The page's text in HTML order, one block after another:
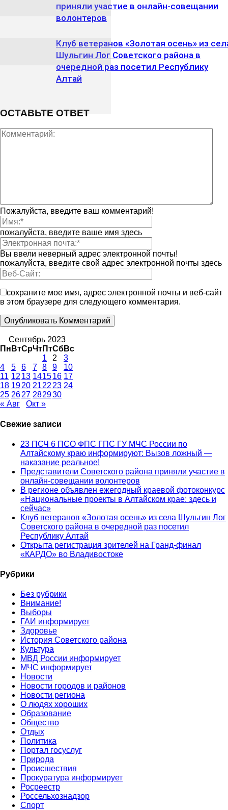
приняли участие в онлайн-совещании
волонтеров
Клуб ветеранов «Золотая осень» из
Шульгин Лог Советского района в
очередной раз посетил Республику
Алтай
ОСТАВЬТЕ ОТВЕТ
Пожалуйста, введите ваш комментарий!
пожалуйста, введите ваше имя здесь
Вы ввели неверный адрес электронной почты!
пожалуйста, введите свой адрес электронной почты здесь
сохраните мое имя, адрес электронной почты и веб-сайт
в этом браузере для следующего комментария.
Сентябрь 2023
Пн ВтСрЧтПтСбВс
1
2
3
4
5 6 7 8 9
10
11 12 13 141516 17
18 1920 2122 23 24
25 2627 282930
« Авг
Окт »
Свежие записи
23 ПСЧ 6 ПСО ФПС ГПС ГУ МЧС России по
Алтайскому краю информируют: Вызов ложный —
наказание реальное!
Представители Советского района приняли участие в
онлайн-совещании волонтеров
В регионе объявлен ежегодный краевой фотоконкурс
«Национальные проекты в Алтайском крае: здесь и
сейчас»
Клуб ветеранов «Золотая осень» из села Шульгин Лог
Советского района в очередной раз посетил
Республику Алтай
Открыта регистрация зрителей на Гранд-финал
«КАРДО» во Владивостоке
Рубрики
Без рубрики
Внимание!
Выборы
ГАИ информирует
Здоровье
История Советского района
Культура
МВД России информирует
МЧС информирует
Новости
Новости городов и районов
Новости региона
О людях хороших
Образование
Общество
Отдых
Политика
Портал госуслуг
Природа
Происшествия
Прокуратура информирует
Росреестр
Россельхознадзор
Спорт